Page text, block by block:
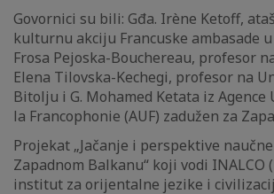
Govornici su bili: Gđa. Irène Ketoff,
kulturnu akciju Francuske ambasade u
Frosa Pejoska-Bouchereau, profesor
Elena Tilovska-Kechegi, profesor na
Bitolju i G. Mohamed Ketata iz
la Francophonie (AUF) zadužen za
Projekat „Jačanje i perspektive
Zapadnom Balkanu“ koji vodi INALCO
institut za orijentalne jezike i